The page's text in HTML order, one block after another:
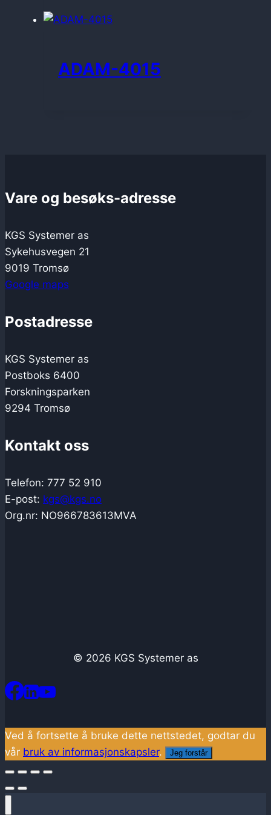
ADAM-4015
Vare og besøks-adresse
KGS Systemer as
Sykehusvegen 21
9019 Tromsø
Google maps
Postadresse
KGS Systemer as
Postboks 6400
Forskningsparken
9294 Tromsø
Kontakt oss
Telefon: 777 52 910
E-post: kgs@kgs.no
Org.nr: NO966783613MVA
© 2026 KGS Systemer as
Ved å fortsette å bruke dette nettstedet, godtar du
vår bruk av informasjonskapsler. Jeg forstår